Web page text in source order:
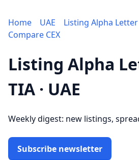
Home UAE
Listing Alpha
Compare CEX
Listing Alpha
TIA · UAE
Weekly digest: new listings,
Subscribe newsletter